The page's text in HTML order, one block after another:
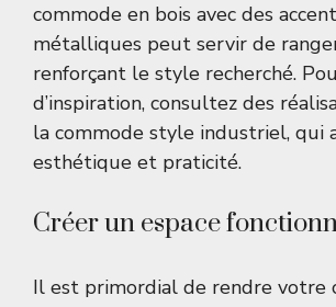
commode en bois avec des
métalliques peut servir de
renforçant le style recherché.
d’inspiration, consultez des
la commode style industriel, qui
esthétique et praticité.
Créer un espace
Il est primordial de rendre votre